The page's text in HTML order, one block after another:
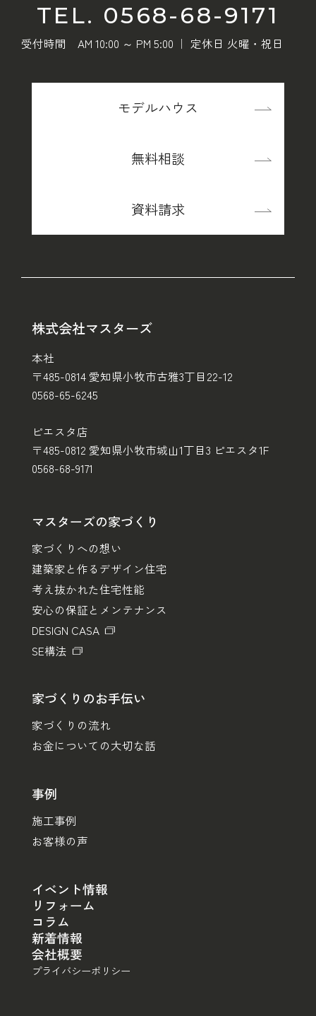
TEL. 0568-68-9171
受付時間 AM 10:00 ～ PM 5:00 ｜ 定休日 火曜・祝日
モデルハウス
無料相談
資料請求
株式会社マスターズ
本社
〒485-0814 愛知県小牧市古雅3丁目22-12
0568-65-6245
ピエスタ店
〒485-0812 愛知県小牧市城山1丁目3 ピエスタ1F
0568-68-9171
マスターズの家づくり
家づくりへの想い
建築家と作るデザイン住宅
考え抜かれた住宅性能
安心の保証とメンテナンス
DESIGN CASA
SE構法
家づくりのお手伝い
家づくりの流れ
お金についての大切な話
事例
施工事例
お客様の声
イベント情報
リフォーム
コラム
新着情報
会社概要
プライバシーポリシー